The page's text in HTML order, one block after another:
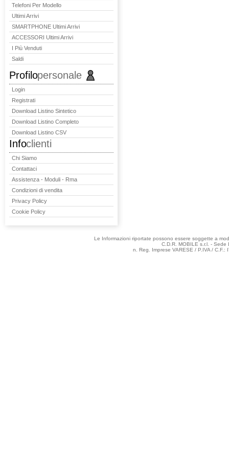
Telefoni Per Modello
Ultimi Arrivi
SMARTPHONE Ultimi Arrivi
ACCESSORI Ultimi Arrivi
I Più Venduti
Saldi
Profilopersonale
Login
Registrati
Download Listino Sintetico
Download Listino Completo
Download Listino CSV
Infoclienti
Chi Siamo
Contattaci
Assistenza - Moduli - Rma
Condizioni di vendita
Privacy Policy
Cookie Policy
Le Informazioni riportate possono essere soggette a
C.D.R. MOBILE s.r.l. -
n. Reg. Imprese VARESE / P.IVA /